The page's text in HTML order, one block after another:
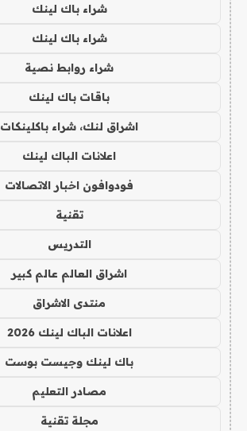
شراء باك لينك
شراء باك لينك
شراء روابط نصية
باقات باك لينك
اشراق لنك، شراء باكلينكات
اعلانات الباك لينك
فودوافون اخبار الاتصالات
تقنية
التدريس
اشراق العالم عالم كبير
منتدى الاشراق
اعلانات الباك لينك 2026
باك لينك وجيست بوست
مصادر التعليم
مجلة تقنية